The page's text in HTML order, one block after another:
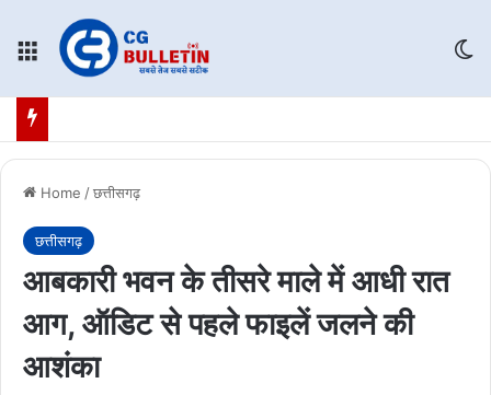
Menu
Home /छत्तीसगढ़
छत्तीसगढ़
आबकारी भवन के तीसरे माले में आधी रात
आग, ऑडिट से पहले फाइलें जलने की
आशंका